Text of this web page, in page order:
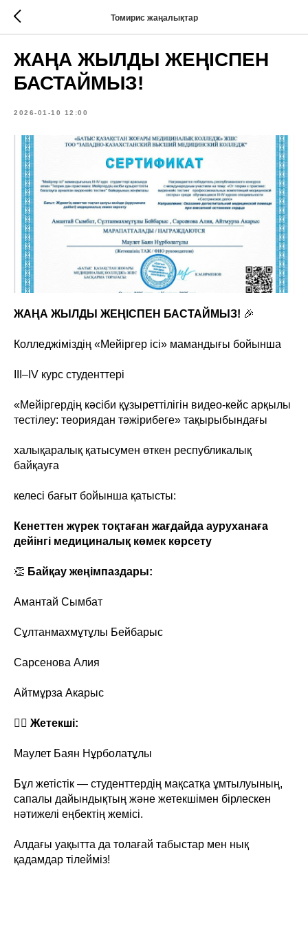
Томирис жаңалықтар
ЖАҢА ЖЫЛДЫ ЖЕҢІСПЕН
БАСТАЙМЫЗ!
2026-01-10 12:00
ЖАҢА ЖЫЛДЫ ЖЕҢІСПЕН БАСТАЙМЫЗ! 🎉
Колледжіміздің «Мейіргер ісі» мамандығы бойынша
III–IV курс студенттері
«Мейіргердің кәсіби құзыреттілігін видео-кейс арқылы
тестілеу: теориядан тәжірибеге» тақырыбындағы
халықаралық қатысумен өткен республикалық
байқауға
келесі бағыт бойынша қатысты:
Кенеттен жүрек тоқтаған жағдайда ауруханаға
дейінгі медициналық көмек көрсету
👏 Байқау жеңімпаздары:
Амантай Сымбат
Сұлтанмахмұтұлы Бейбарыс
Сарсенова Алия
Айтмұрза Акарыс
👨‍⚕️ Жетекші:
Маулет Баян Нұрболатұлы
Бұл жетістік — студенттердің мақсатқа ұмтылуының,
сапалы дайындықтың және жетекшімен бірлескен
нәтижелі еңбектің жемісі.
Алдағы уақытта да толағай табыстар мен нық
қадамдар тілейміз!